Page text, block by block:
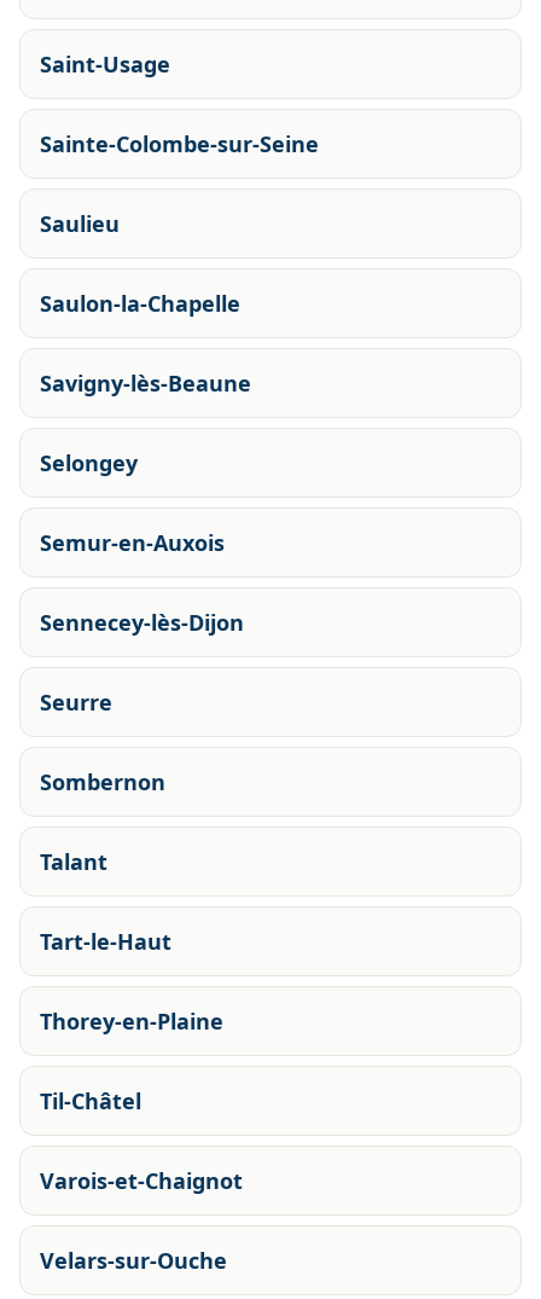
Saint-Usage
Sainte-Colombe-sur-Seine
Saulieu
Saulon-la-Chapelle
Savigny-lès-Beaune
Selongey
Semur-en-Auxois
Sennecey-lès-Dijon
Seurre
Sombernon
Talant
Tart-le-Haut
Thorey-en-Plaine
Til-Châtel
Varois-et-Chaignot
Velars-sur-Ouche